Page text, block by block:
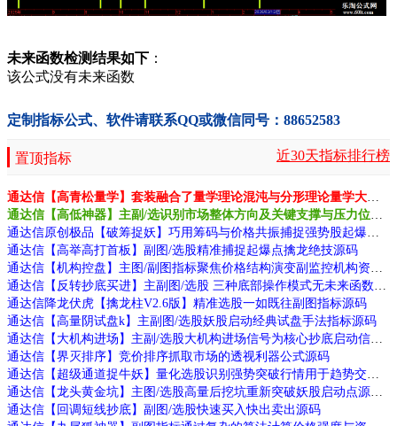
未来函数检测结果如下 ：
该公式没有未来函数
定制指标公式、软件请联系QQ或微信同号：88652583
置顶指标 近30天指标排行榜
通达信【高举高打首板】副图/选股精准捕捉起爆点擒龙绝技源码
通达信降龙伏虎【擒龙柱V2.6版】精准选股一如既往副图指标源码
通达信【高量阴试盘k】主副图/选股妖股启动经典试盘手法指标源码
通达信【界灭排序】竞价排序抓取市场的透视利器公式源码
通达信【回调短线抄底】副图/选股快速买入快出卖出源码